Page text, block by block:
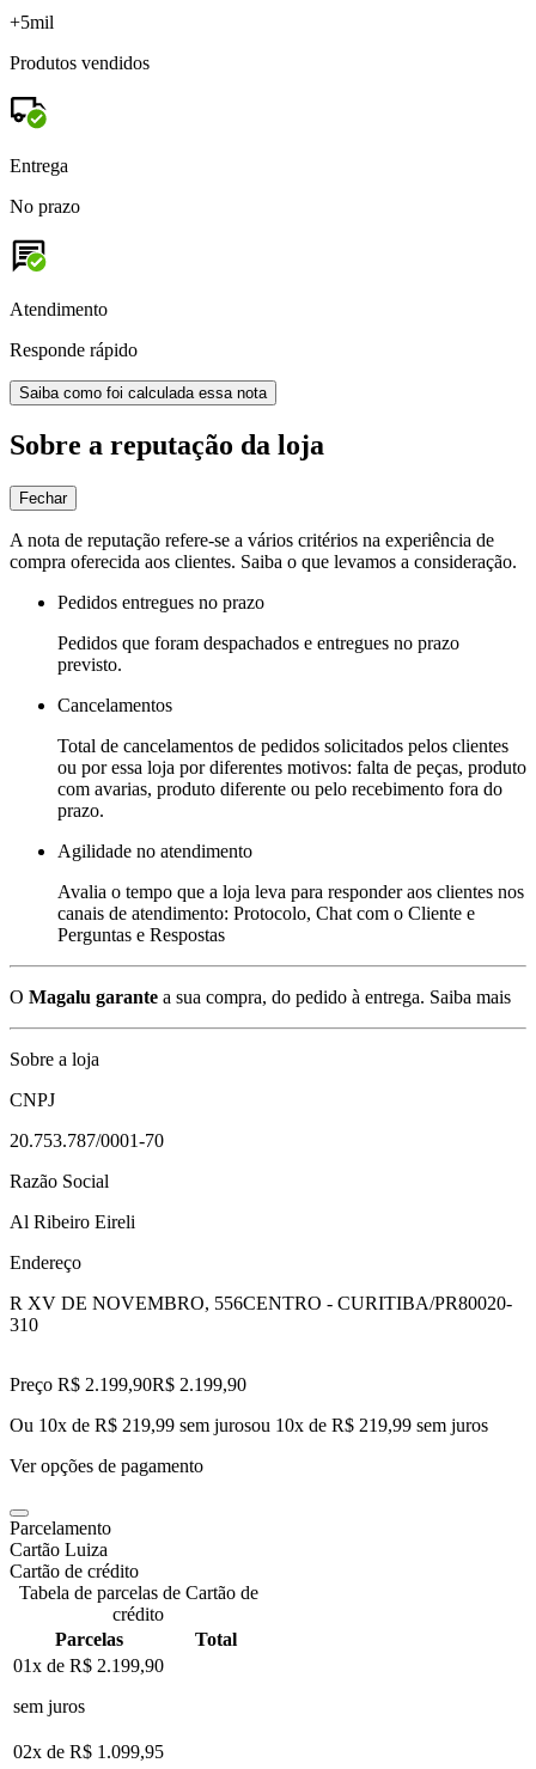
+5mil
Produtos vendidos
Entrega
No prazo
Atendimento
Responde rápido
Saiba como foi calculada essa nota
Sobre a reputação da loja
Fechar
A nota de reputação refere-se a vários critérios na experiência de
compra oferecida aos clientes. Saiba o que levamos a consideração.
Pedidos entregues no prazo
Pedidos que foram despachados e entregues no prazo
previsto.
Cancelamentos
Total de cancelamentos de pedidos solicitados pelos clientes
ou por essa loja por diferentes motivos: falta de peças, produto
com avarias, produto diferente ou pelo recebimento fora do
prazo.
Agilidade no atendimento
Avalia o tempo que a loja leva para responder aos clientes nos
canais de atendimento: Protocolo, Chat com o Cliente e
Perguntas e Respostas
O Magalu garante a sua compra, do pedido à entrega. Saiba mais
Sobre a loja
CNPJ
20.753.787/0001-70
Razão Social
Al Ribeiro Eireli
Endereço
R XV DE NOVEMBRO, 556CENTRO - CURITIBA/PR80020-
310
Preço R$ 2.199,90R$ 2.199,90
Ou 10x de R$ 219,99 sem jurosou 10x de R$ 219,99 sem juros
Ver opções de pagamento
Parcelamento
Cartão Luiza
Cartão de crédito
Tabela de parcelas de Cartão de
crédito
Parcelas
Total
01x de R$ 2.199,90
sem juros
02x de R$ 1.099,95